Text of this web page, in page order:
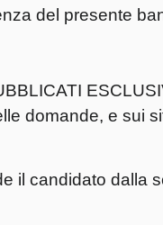
del presente
domande, e sui
il candidato dalla